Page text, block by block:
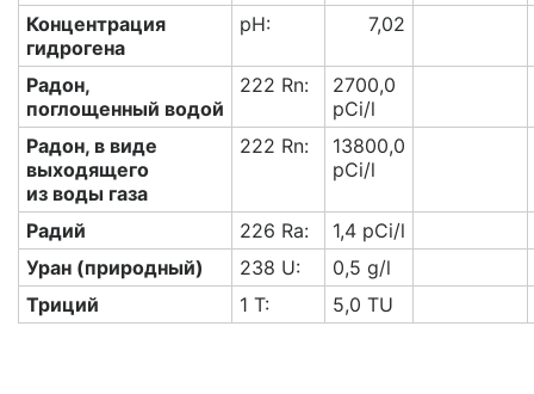
Концентрация
гидрогена
pH: 7,02
Радон,
поглощенный водой
222 Rn:
2700,0
pCi/l
Радон, в виде
выходящего
из воды газа
222 Rn:
13800,0
pCi/l
Радий 226 Ra:
1,4 pCi/l
Уран (природный)
238 U:
0,5 g/l
Триций
1 T: 5,0 TU